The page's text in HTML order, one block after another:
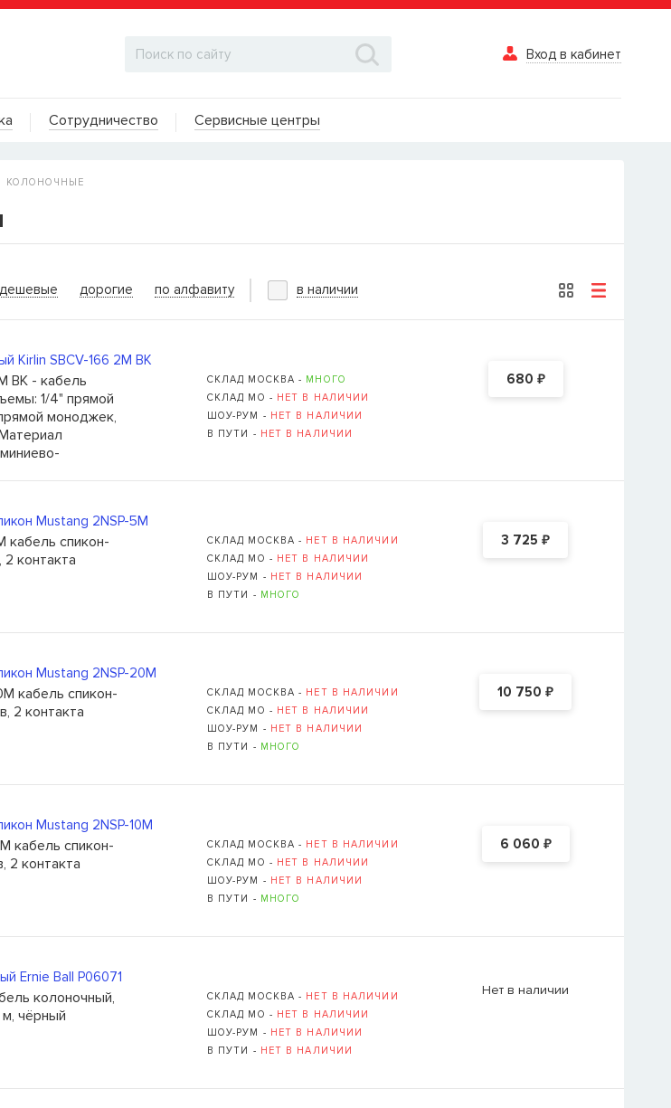
ДИЛЕРСКИЙ ОТДЕЛ
109235, Г. МОСКВА, КУРЬЯНОВСКАЯ НАБЕРЕЖНАЯ, Д. 6, СТР. 1 (
График работы:
пт: 10:00–18:00
сб, вс: выходной
Вход в кабинет
Вход в кабинет
Сотрудничество Сервисные центры
КОЛОНОЧНЫЕ
ПОЯВИТСЯ
HQB45100Sсейчас нет в
дешевые дорогие по алфавиту в наличии
Kirlin SBCV-166 2M BK
BK - кабель
1/4" прямой
моноджек,
680 ₽
СКЛАД МОСКВА - МНОГО
СКЛАД МО - НЕТ В НАЛИЧИИ
ШОУ-РУМ - НЕТ В НАЛИЧИИ
В ПУТИ - НЕТ В НАЛИЧИИ
Mustang 2NSP-5M
кабель спикон-
контакта
3 725₽
СКЛАД МОСКВА - НЕТ В НАЛИЧИИ
СКЛАД МО - НЕТ В НАЛИЧИИ
ШОУ-РУМ - НЕТ В НАЛИЧИИ
В ПУТИ - МНОГО
Mustang 2NSP-20M
кабель спикон-
2 контакта
10 750₽
СКЛАД МОСКВА - НЕТ В НАЛИЧИИ
СКЛАД МО - НЕТ В НАЛИЧИИ
ШОУ-РУМ - НЕТ В НАЛИЧИИ
В ПУТИ - МНОГО
Mustang 2NSP-10M
кабель спикон-
2 контакта
6 060 ₽
СКЛАД МОСКВА - НЕТ В НАЛИЧИИ
СКЛАД МО - НЕТ В НАЛИЧИИ
ШОУ-РУМ - НЕТ В НАЛИЧИИ
В ПУТИ - МНОГО
Ernie Ball P06071
колоночный,
чёрный
Нет в наличии
СКЛАД МОСКВА - НЕТ В НАЛИЧИИ
СКЛАД МО - НЕТ В НАЛИЧИИ
ШОУ-РУМ - НЕТ В НАЛИЧИИ
В ПУТИ - НЕТ В НАЛИЧИИ